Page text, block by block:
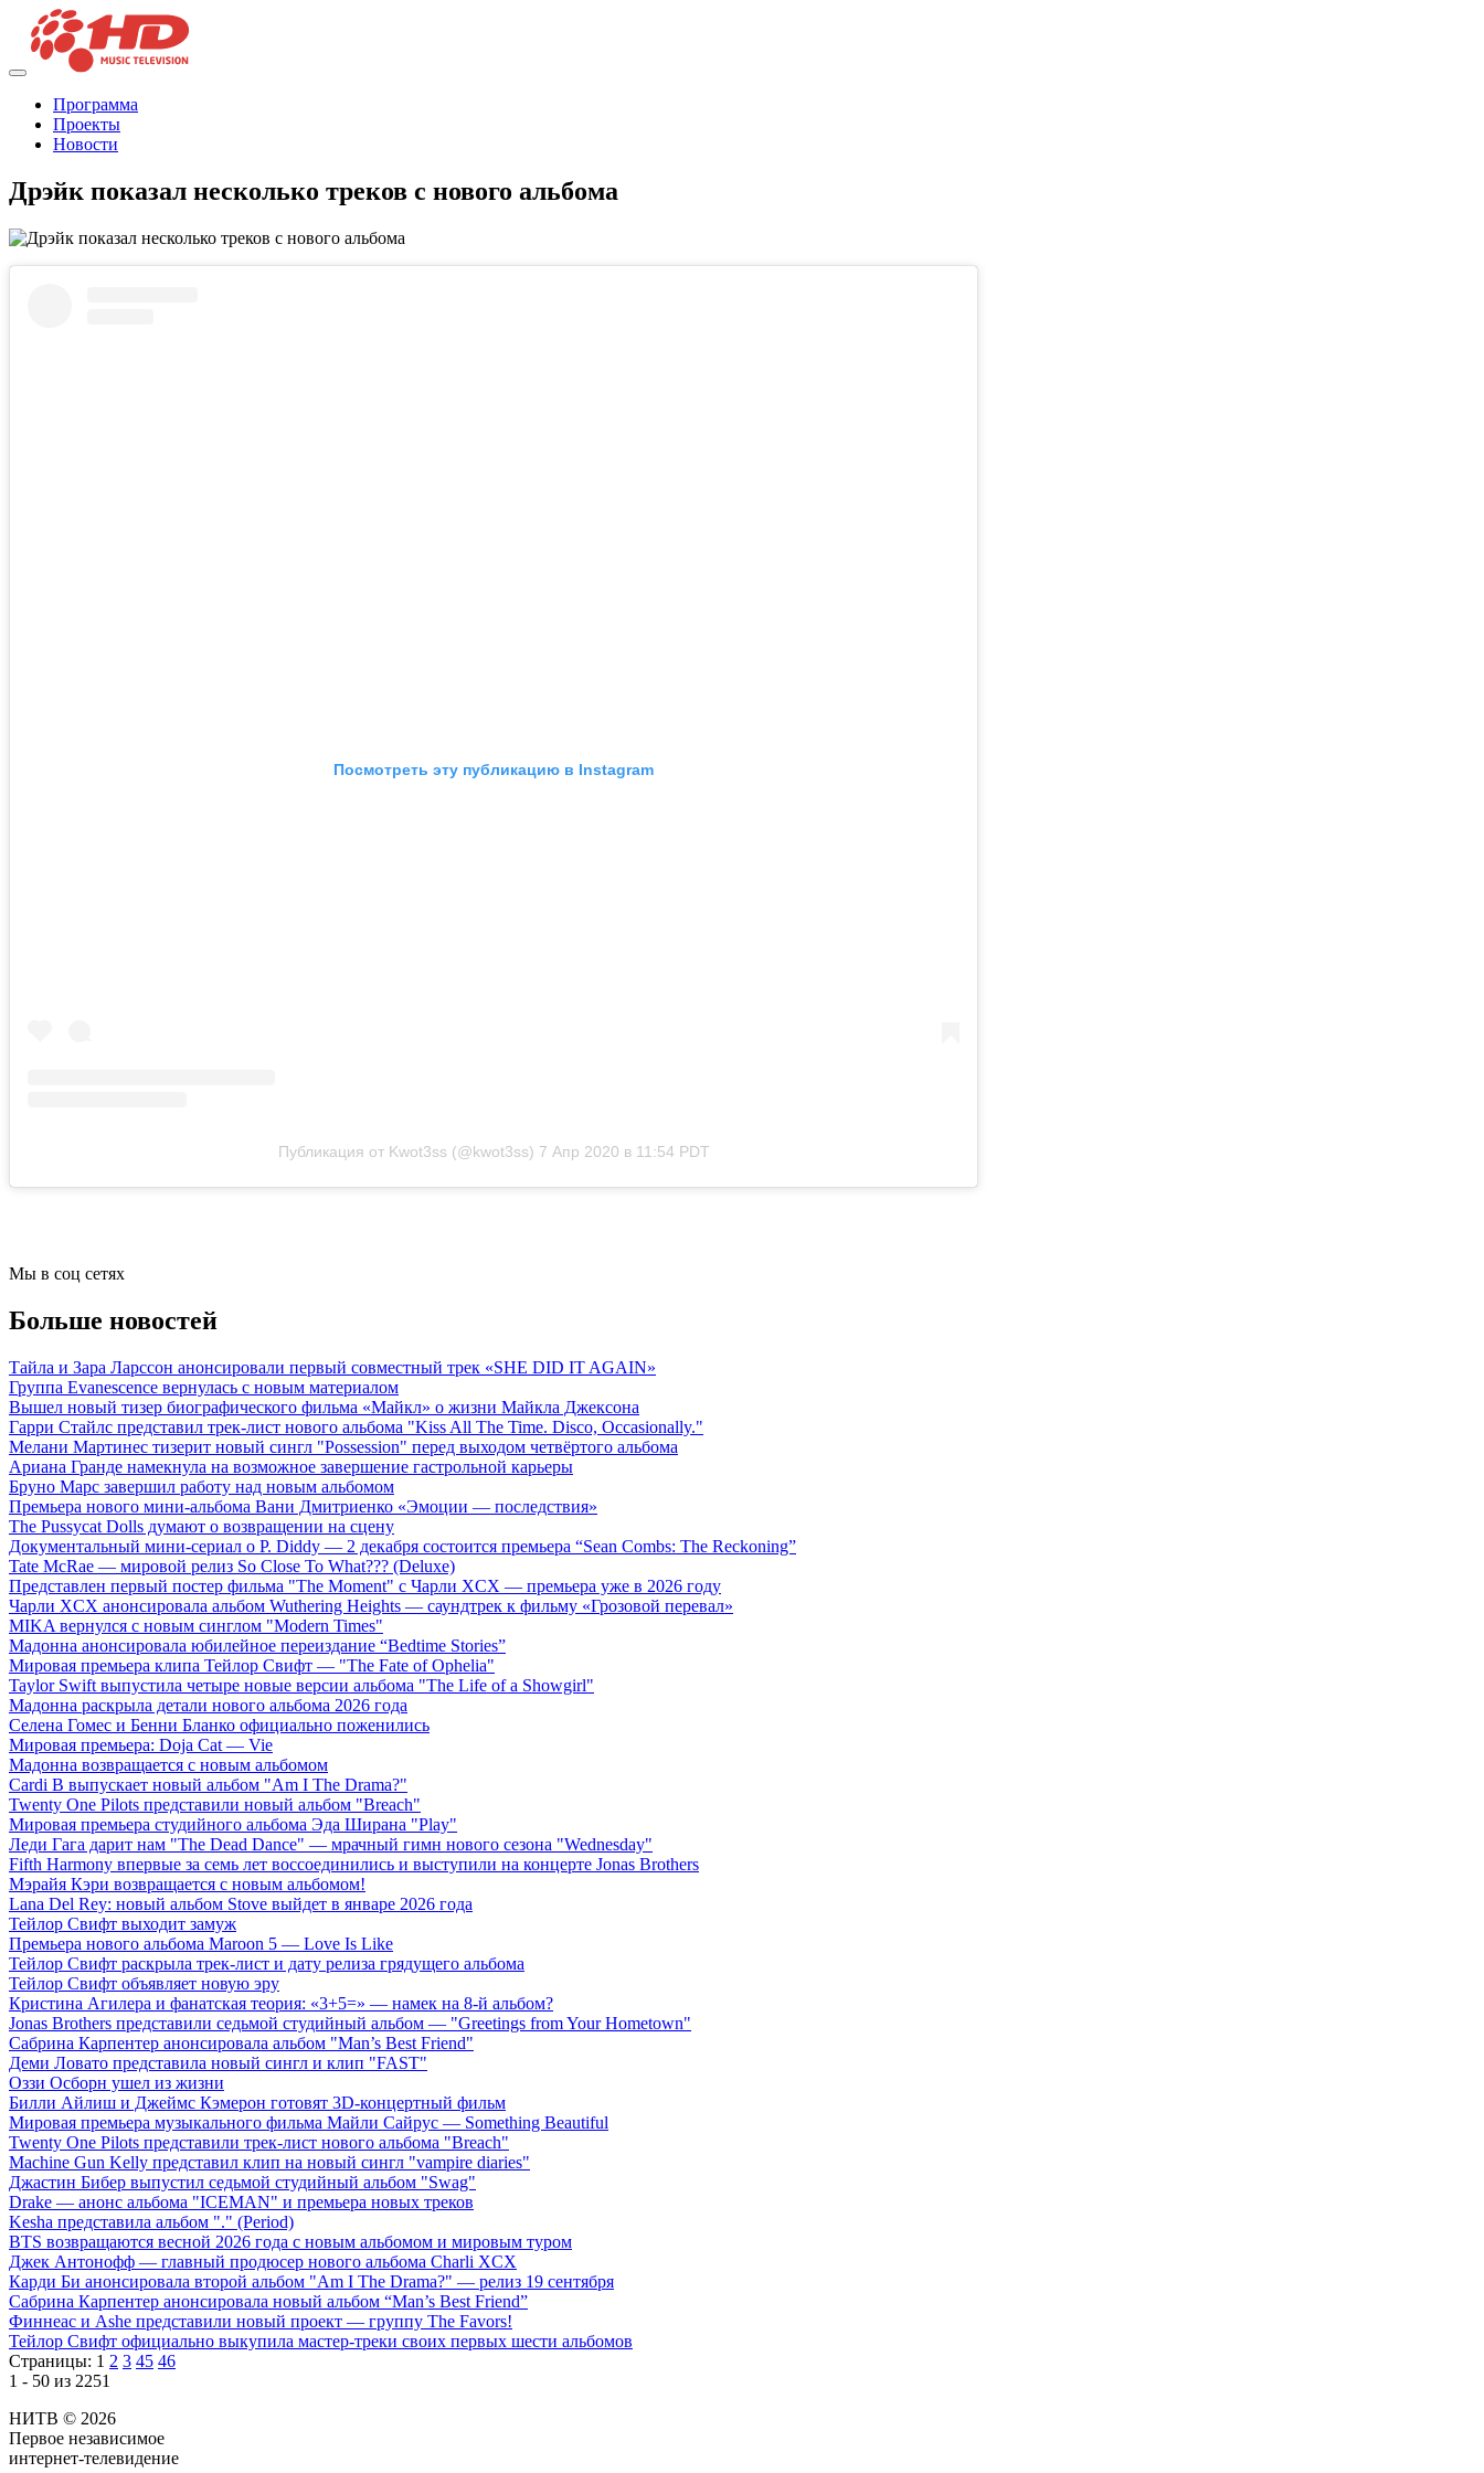
Программа
Проекты
Новости
Дрэйк показал несколько треков с нового альбома
Посмотреть эту публикацию в Instagram
Публикация от Kwot3ss (@kwot3ss) 7 Апр 2020 в 11:54 PDT
Мы в соц сетях
Больше новостей
Тайла и Зара Ларссон анонсировали первый совместный трек «SHE DID IT AGAIN»
Группа Evanescence вернулась с новым материалом
Вышел новый тизер биографического фильма «Майкл» о жизни Майкла Джексона
Гарри Стайлс представил трек-лист нового альбома "Kiss All The Time. Disco, Occasionally."
Мелани Мартинес тизерит новый сингл "Possession" перед выходом четвёртого альбома
Ариана Гранде намекнула на возможное завершение гастрольной карьеры
Бруно Марс завершил работу над новым альбомом
Премьера нового мини-альбома Вани Дмитриенко «Эмоции — последствия»
The Pussycat Dolls думают о возвращении на сцену
Документальный мини-сериал о P. Diddy — 2 декабря состоится премьера “Sean Combs: The Reckoning”
Tate McRae — мировой релиз So Close To What??? (Deluxe)
Представлен первый постер фильма "The Moment" с Чарли XCX — премьера уже в 2026 году
Чарли XCX анонсировала альбом Wuthering Heights — саундтрек к фильму «Грозовой перевал»
MIKA вернулся с новым синглом "Modern Times"
Мадонна анонсировала юбилейное переиздание “Bedtime Stories”
Мировая премьера клипа Тейлор Свифт — "The Fate of Ophelia"
Taylor Swift выпустила четыре новые версии альбома "The Life of a Showgirl"
Мадонна раскрыла детали нового альбома 2026 года
Селена Гомес и Бенни Бланко официально поженились
Мировая премьера: Doja Cat — Vie
Мадонна возвращается с новым альбомом
Cardi B выпускает новый альбом "Am I The Drama?"
Twenty One Pilots представили новый альбом "Breach"
Мировая премьера студийного альбома Эда Ширана "Play"
Леди Гага дарит нам "The Dead Dance" — мрачный гимн нового сезона "Wednesday"
Fifth Harmony впервые за семь лет воссоединились и выступили на концерте Jonas Brothers
Мэрайя Кэри возвращается с новым альбомом!
Lana Del Rey: новый альбом Stove выйдет в январе 2026 года
Тейлор Свифт выходит замуж
Премьера нового альбома Maroon 5 — Love Is Like
Тейлор Свифт раскрыла трек-лист и дату релиза грядущего альбома
Тейлор Свифт объявляет новую эру
Кристина Агилера и фанатская теория: «3+5=» — намек на 8-й альбом?
Jonas Brothers представили седьмой студийный альбом — "Greetings from Your Hometown"
Сабрина Карпентер анонсировала альбом "Man’s Best Friend"
Деми Ловато представила новый сингл и клип "FAST"
Оззи Осборн ушел из жизни
Билли Айлиш и Джеймс Кэмерон готовят 3D-концертный фильм
Мировая премьера музыкального фильма Майли Сайрус — Something Beautiful
Twenty One Pilots представили трек-лист нового альбома "Breach"
Machine Gun Kelly представил клип на новый сингл "vampire diaries"
Джастин Бибер выпустил седьмой студийный альбом "Swag"
Drake — анонс альбома "ICEMAN" и премьера новых треков
Kesha представила альбом "." (Period)
BTS возвращаются весной 2026 года с новым альбомом и мировым туром
Джек Антонофф — главный продюсер нового альбома Charli XCX
Карди Би анонсировала второй альбом "Am I The Drama?" — релиз 19 сентября
Сабрина Карпентер анонсировала новый альбом “Man’s Best Friend”
Финнеас и Ashe представили новый проект — группу The Favors!
Тейлор Свифт официально выкупила мастер-треки своих первых шести альбомов
Страницы: 1 2 3 45 46
1 - 50 из 2251
НИТВ © 2026
Первое независимое
интернет-телевидение